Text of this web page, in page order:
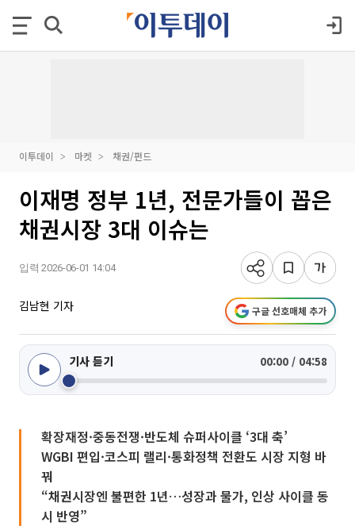
이투데이 마켓 채권/펀드
이재명 정부 1년, 전문가들이 꼽은
채권시장 3대 이슈는
입력 2026-06-01 14:04
김남현 기자 구글 선호매체 추가
기사 듣기 00:00 / 04:58
확장재정·중동전쟁·반도체 슈퍼사이클 ‘3대 축’
WGBI 편입·코스피 랠리·통화정책 전환도 시장 지형 바
꿔
“채권시장엔 불편한 1년…성장과 물가, 인상 사이클 동
시 반영”